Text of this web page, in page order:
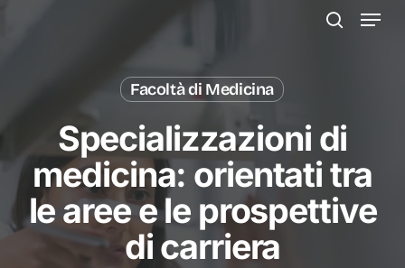
Menu
Facoltà di Medicina
Specializzazioni di
medicina: orientati tra
le aree e le prospettive
di carriera